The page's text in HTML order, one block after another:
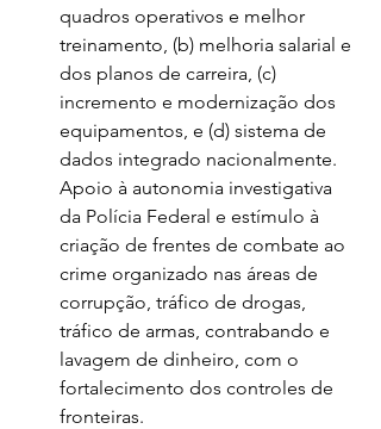
quadros operativos e melhor
treinamento, (b) melhoria salarial e
dos planos de carreira, (c)
incremento e modernização dos
equipamentos, e (d) sistema de
dados integrado nacionalmente.
Apoio à autonomia investigativa
da Polícia Federal e estímulo à
criação de frentes de combate ao
crime organizado nas áreas de
corrupção, tráfico de drogas,
tráfico de armas, contrabando e
lavagem de dinheiro, com o
fortalecimento dos controles de
fronteiras.